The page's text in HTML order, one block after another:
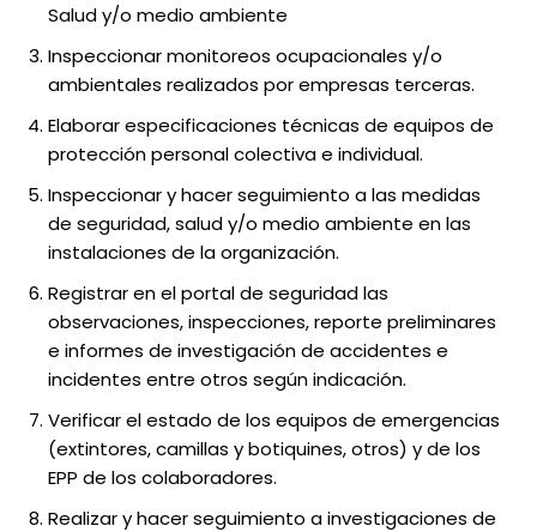
Salud y/o medio ambiente
Inspeccionar monitoreos ocupacionales y/o
ambientales realizados por empresas terceras.
Elaborar especificaciones técnicas de equipos de
protección personal colectiva e individual.
Inspeccionar y hacer seguimiento a las medidas
de seguridad, salud y/o medio ambiente en las
instalaciones de la organización.
Registrar en el portal de seguridad las
observaciones, inspecciones, reporte preliminares
e informes de investigación de accidentes e
incidentes entre otros según indicación.
Verificar el estado de los equipos de emergencias
(extintores, camillas y botiquines, otros) y de los
EPP de los colaboradores.
Realizar y hacer seguimiento a investigaciones de